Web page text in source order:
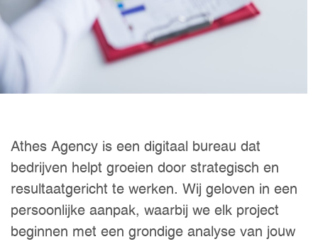
Athes Agency is een digitaal bureau dat
bedrijven helpt groeien door strategisch en
resultaatgericht te werken. Wij geloven in een
persoonlijke aanpak, waarbij we elk project
beginnen met een grondige analyse van jouw